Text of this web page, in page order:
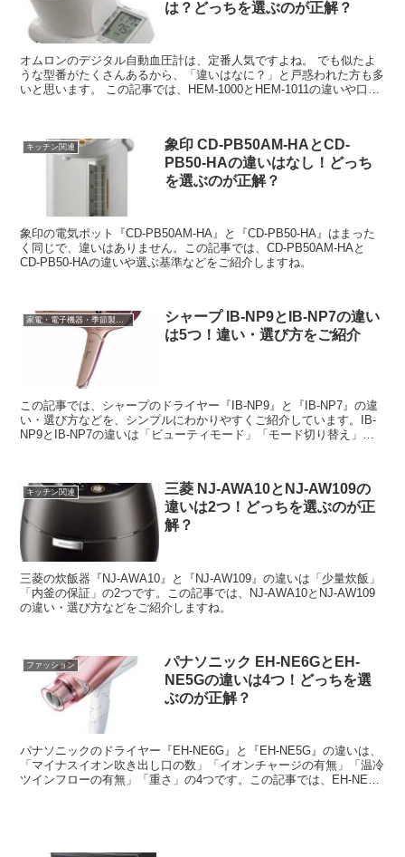
は？どっちを選ぶのが正解？
オムロンのデジタル自動血圧計は、定番人気ですよね。 でも似たよ
うな型番がたくさんあるから、「違いはなに？」と戸惑われた方も多
いと思います。 この記事では、HEM-1000とHEM-1011の違いや口コ
キッチン関連
象印 CD-PB50AM-HAとCD-
PB50-HAの違いはなし！どっち
を選ぶのが正解？
象印の電気ポット『CD-PB50AM-HA』と『CD-PB50-HA』はまった
く同じで、違いはありません。この記事では、CD-PB50AM-HAと
CD-PB50-HAの違いや選ぶ基準などをご紹介しますね。
シャープ IB-NP9とIB-NP7の違い
は5つ！違い・選び方をご紹介
この記事では、シャープのドライヤー『IB-NP9』と『IB-NP7』の違
い・選び方などを、シンプルにわかりやすくご紹介しています。IB-
NP9とIB-NP7の違いは「ビューティモード」「モード切り替え」
キッチン関連
三菱 NJ-AWA10とNJ-AW109の
違いは2つ！どっちを選ぶのが正
解？
三菱の炊飯器『NJ-AWA10』と『NJ-AW109』の違いは「少量炊飯」
「内釜の保証」の2つです。この記事では、NJ-AWA10とNJ-AW109
の違い・選び方などをご紹介しますね。
ファッション
パナソニック EH-NE6GとEH-
NE5Gの違いは4つ！どっちを選
ぶのが正解？
パナソニックのドライヤー『EH-NE6G』と『EH-NE5G』の違いは、
「マイナスイオン吹き出し口の数」「イオンチャージの有無」「温冷
ツインフローの有無」「重さ」の4つです。この記事では、EH-NE6G